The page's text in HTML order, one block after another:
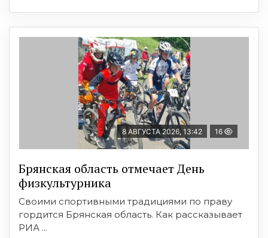
8 АВГУСТА 2026, 13:42 16
Брянская область отмечает День
физкультурника
Своими спортивными традициями по праву
гордится Брянская область. Как рассказывает
РИА ...